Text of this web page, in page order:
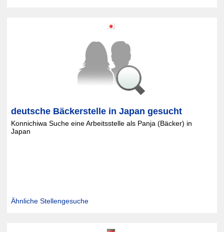
deutsche Bäckerstelle in Japan gesucht
Konnichiwa Suche eine Arbeitsstelle als Panja (Bäcker) in
Japan
Ähnliche Stellengesuche